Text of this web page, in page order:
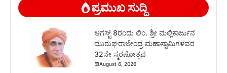
ಪ್ರಮುಖ ಸುದ್ದಿ
ಆಗಸ್ಟ್ 8ರಂದು ಲಿಂ. ಶ್ರೀ ಮಲ್ಲಿಕಾರ್ಜುನ
ಮುರುಘರಾಜೇಂದ್ರ ಮಹಾಸ್ವಾಮಿಗಳವರ
32ನೇ ಸ್ಮರಣೋತ್ಸವ
August 6, 2026